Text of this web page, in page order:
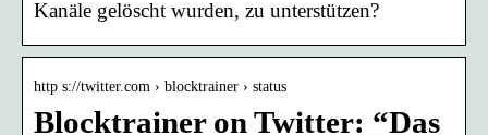
Kanäle gelöscht wurden, zu unterstützen?
http s://twitter.com › blocktrainer › status
Blocktrainer on Twitter: “Das